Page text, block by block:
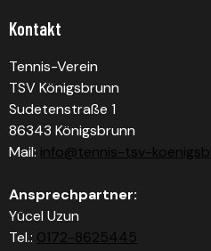
Kontakt
Tennis-Verein
TSV Königsbrunn
Sudetenstraße 1
86343 Königsbrunn
Mail: info@tennis-tsv-
Ansprechpartner:
Yücel Uzun
Tel.: 0172-8625445